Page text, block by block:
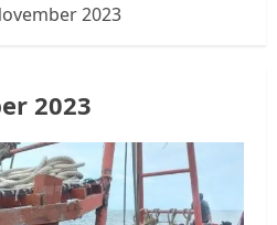
2023
2023